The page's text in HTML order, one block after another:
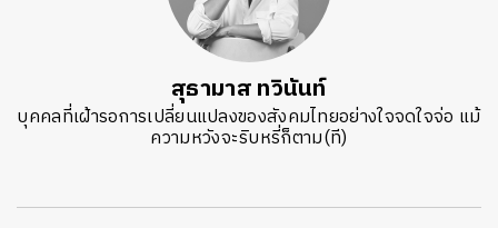
สุธามาส ทวินันท์
บุคคลที่เฝ้ารอการเปลี่ยนแปลงของสังคมไทยอย่างใจจดใจจ่อ แม้
ความหวังจะริบหรี่ก็ตาม(ที)